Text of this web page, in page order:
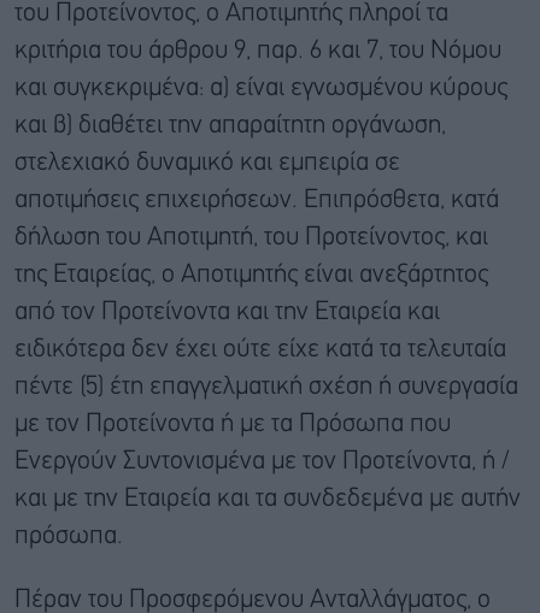
του Προτείνοντος, ο Αποτιμητής πληροί τα
κριτήρια του άρθρου 9, παρ. 6 και 7, του Νόμου
και συγκεκριμένα: α) είναι εγνωσμένου κύρους
και β) διαθέτει την απαραίτητη οργάνωση,
στελεχιακό δυναμικό και εμπειρία σε
αποτιμήσεις επιχειρήσεων. Επιπρόσθετα, κατά
δήλωση του Αποτιμητή, του Προτείνοντος, και
της Εταιρείας, ο Αποτιμητής είναι ανεξάρτητος
από τον Προτείνοντα και την Εταιρεία και
ειδικότερα δεν έχει ούτε είχε κατά τα τελευταία
πέντε (5) έτη επαγγελματική σχέση ή συνεργασία
με τον Προτείνοντα ή με τα Πρόσωπα που
Ενεργούν Συντονισμένα με τον Προτείνοντα, ή /
και με την Εταιρεία και τα συνδεδεμένα με αυτήν
πρόσωπα.
Πέραν του Προσφερόμενου Ανταλλάγματος, ο